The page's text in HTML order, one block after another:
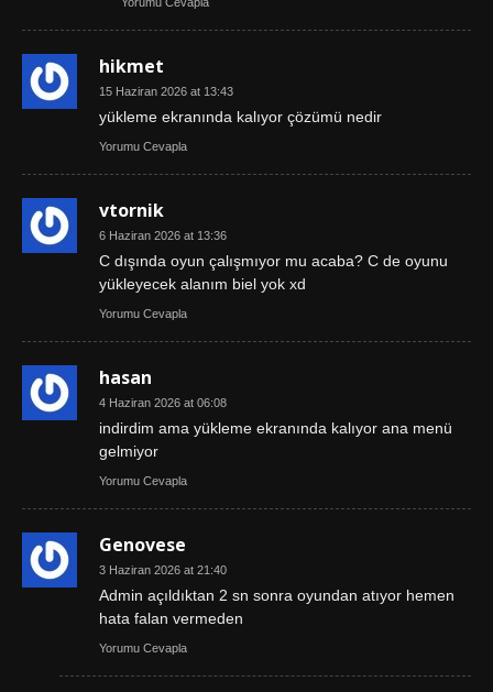
hikmet
15 Haziran 2026 at 13:43
yükleme ekranında kalıyor çözümü nedir
Yorumu Cevapla
vtornik
6 Haziran 2026 at 13:36
C dışında oyun çalışmıyor mu acaba? C de oyunu
yükleyecek alanım biel yok xd
Yorumu Cevapla
hasan
4 Haziran 2026 at 06:08
indirdim ama yükleme ekranında kalıyor ana menü
gelmiyor
Yorumu Cevapla
Genovese
3 Haziran 2026 at 21:40
Admin açıldıktan 2 sn sonra oyundan atıyor hemen
hata falan vermeden
Yorumu Cevapla